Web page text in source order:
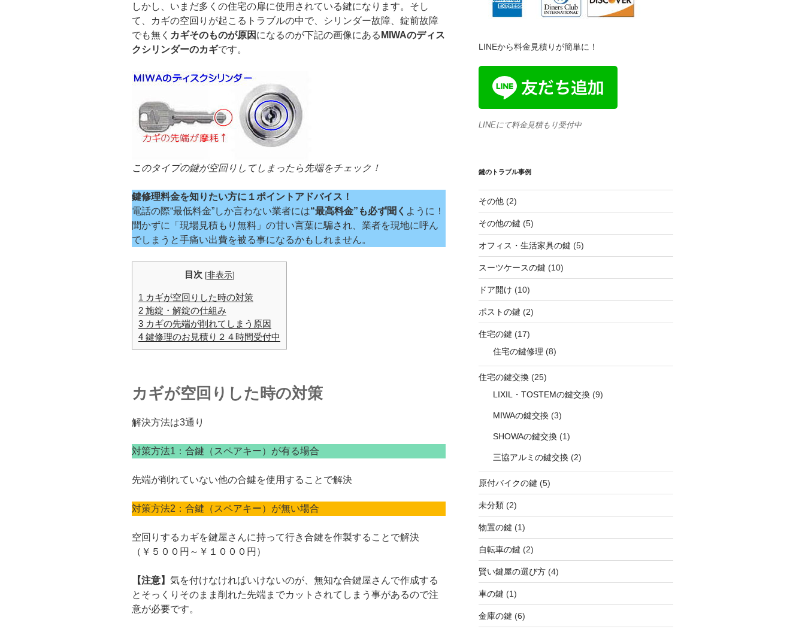
しかし、いまだ多くの住宅の扉に使用されている鍵になります。そし
て、カギの空回りが起こるトラブルの中で、シリンダー故障、錠前故障
でも無く カギそのものが原因 になるのが下記の画像にある MIWAのディス
クシリンダーのカギです。
このタイプの鍵が空回りしてしまったら先端をチェック！
鍵修理料金を知りたい方に１ポイントアドバイス！
電話の際“最低料金”しか言わない業者には“最高料金”も必ず聞く ように！
聞かずに「現場見積もり無料」の甘い言葉に騙され、業者を現地に呼ん
でしまうと手痛い出費を被る事になるかもしれません。
目次 [非表示]
1 カギが空回りした時の対策
2 施錠・解錠の仕組み
3 カギの先端が削れてしまう原因
4 鍵修理のお見積り２４時間受付中
カギが空回りした時の対策
解決方法は3通り
対策方法1：合鍵（スペアキー）が有る場合
先端が削れていない他の合鍵を使用することで解決
対策方法2：合鍵（スペアキー）が無い場合
空回りするカギを鍵屋さんに持って行き合鍵を作製することで解決
（￥５００円～￥１０００円）
【注意】 気を付けなければいけないのが、無知な合鍵屋さんで作成する
とそっくりそのまま削れた先端までカットされてしまう事があるので注
意が必要です。
LINEから料金見積りが簡単に！
LINEにて料金見積もり受付中
鍵のトラブル事例
その他(2)
その他の鍵 (5)
オフィス・生活家具の鍵 (5)
スーツケースの鍵 (10)
ドア開け (10)
ポストの鍵 (2)
住宅の鍵 (17)
住宅の鍵修理 (8)
住宅の鍵交換(25)
LIXIL・TOSTEMの鍵交換(9)
MIWAの鍵交換(3)
SHOWAの鍵交換(1)
三協アルミの鍵交換(2)
原付バイクの鍵 (5)
未分類(2)
物置の鍵 (1)
自転車の鍵 (2)
賢い鍵屋の選び方(4)
車の鍵 (1)
金庫の鍵 (6)